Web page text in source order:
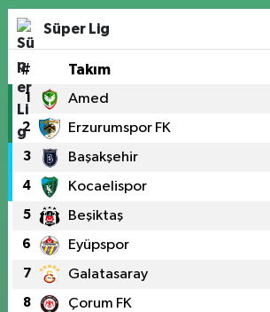
Süper Lig
# Takım
1 Amed
2 Erzurumspor FK
3 Başakşehir
4 Kocaelispor
5 Beşiktaş
6 Eyüpspor
7 Galatasaray
8 Çorum FK